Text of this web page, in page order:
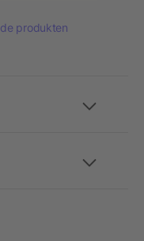
produkten